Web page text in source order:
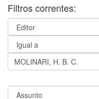
Filtros correntes: